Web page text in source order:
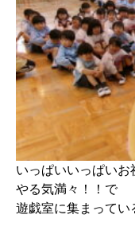
いっぱいいっぱいお
やる気満々！！で
遊戯室に集まってい